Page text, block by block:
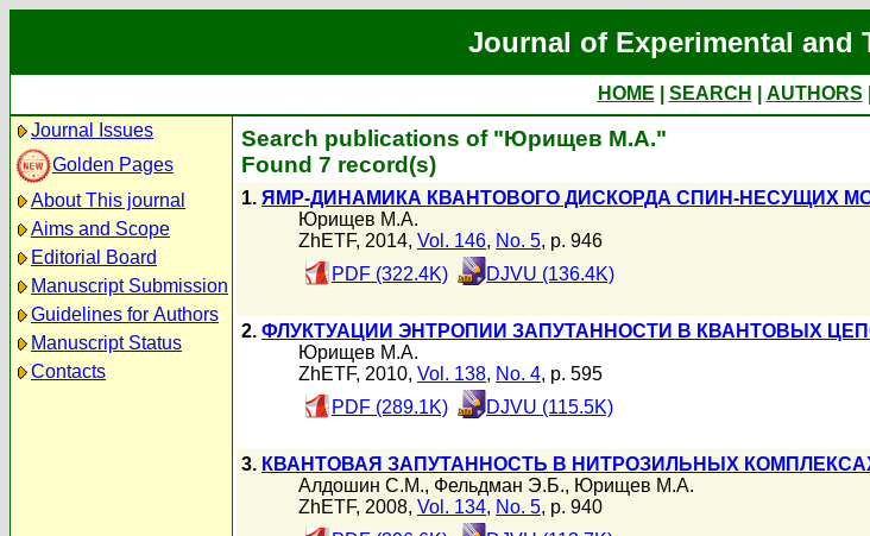
Journal of Experimental and
HOME SEARCH AUTHORS
Journal Issues
Golden Pages
About This journal
Aims and Scope
Editorial Board
Manuscript Submission
Guidelines for Authors
Manuscript Status
Contacts
Search publications of "Юрищев М.А."
Found 7 record(s)
1. ЯМР-ДИНАМИКА КВАНТОВОГО ДИСКОРДА СПИН-НЕСУЩИХ
Юрищев М.А.
ZhETF, 2014, Vol. 146, No. 5, p. 946
PDF (322.4K)
DJVU (136.4K)
2. ФЛУКТУАЦИИ ЭНТРОПИИ ЗАПУТАННОСТИ В КВАНТОВЫХ
Юрищев М.А.
ZhETF, 2010, Vol. 138, No. 4, p. 595
PDF (289.1K)
DJVU (115.5K)
3. КВАНТОВАЯ ЗАПУТАННОСТЬ В НИТРОЗИЛЬНЫХ
Алдошин С.М., Фельдман Э.Б., Юрищев М.А.
ZhETF, 2008, Vol. 134, No. 5, p. 940